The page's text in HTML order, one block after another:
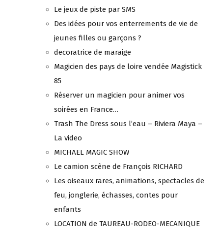
Le jeux de piste par SMS
Des idées pour vos enterrements de vie de
jeunes filles ou garçons ?
decoratrice de maraige
Magicien des pays de loire vendée Magistick
85
Réserver un magicien pour animer vos
soirées en France…
Trash The Dress sous l’eau – Riviera Maya –
La video
MICHAEL MAGIC SHOW
Le camion scène de François RICHARD
Les oiseaux rares, animations, spectacles de
feu, jonglerie, échasses, contes pour
enfants
LOCATION de TAUREAU-RODEO-MECANIQUE